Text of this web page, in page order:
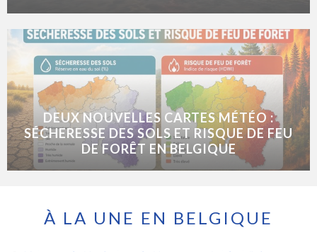
DEUX NOUVELLES CARTES MÉTÉO :
SÉCHERESSE DES SOLS ET RISQUE DE FEU
DE FORÊT EN BELGIQUE
À LA UNE EN BELGIQUE